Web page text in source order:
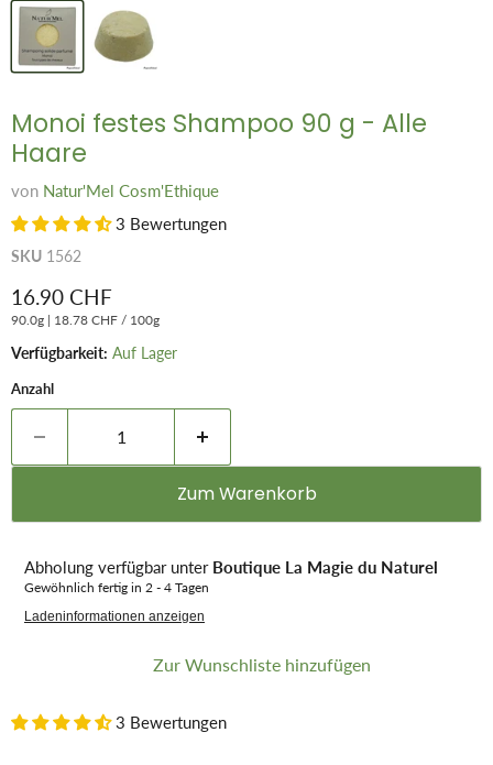
Monoi festes Shampoo 90 g - Alle
Haare
von Natur'Mel Cosm'Ethique
3 Bewertungen
SKU 1562
Aktueller Preis
16.90 CHF
90.0g | 18.78 CHF / 100g
Verfügbarkeit: Auf Lager
Anzahl
Zum Warenkorb
Abholung verfügbar unter Boutique La Magie du Naturel
Gewöhnlich fertig in 2 - 4 Tagen
Ladeninformationen anzeigen
Zur Wunschliste hinzufügen
3 Bewertungen